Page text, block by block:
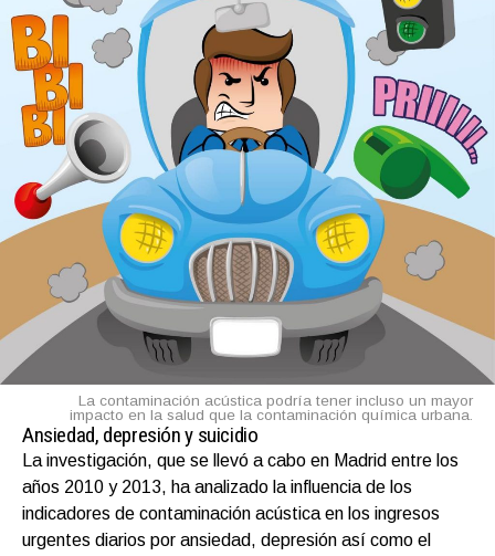
La contaminación acústica podría tener incluso un mayor
impacto en la salud que la contaminación química urbana.
Ansiedad, depresión y suicidio
La investigación, que se llevó a cabo en Madrid entre los
años 2010 y 2013, ha analizado la influencia de los
indicadores de contaminación acústica en los ingresos
urgentes diarios por ansiedad, depresión así como el